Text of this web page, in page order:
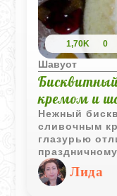
1,70K 0
Шавуот
кремом и
Нежный
сливочным
глазурью
бисквит
сочетание
десерт
Лида